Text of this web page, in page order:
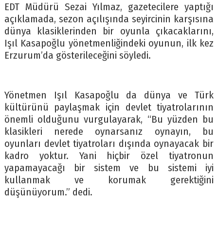
EDT Müdürü Sezai Yılmaz, gazetecilere yaptığı
açıklamada, sezon açılışında seyircinin karşısına
dünya klasiklerinden bir oyunla çıkacaklarını,
Işıl Kasapoğlu yönetmenliğindeki oyunun, ilk kez
Erzurum’da gösterileceğini söyledi.
Yönetmen Işıl Kasapoğlu da dünya ve Türk
kültürünü paylaşmak için devlet tiyatrolarının
önemli olduğunu vurgulayarak, “Bu yüzden bu
klasikleri nerede oynarsanız oynayın, bu
oyunları devlet tiyatroları dışında oynayacak bir
kadro yoktur. Yani hiçbir özel tiyatronun
yapamayacağı bir sistem ve bu sistemi iyi
kullanmak ve korumak gerektiğini
düşünüyorum.” dedi.